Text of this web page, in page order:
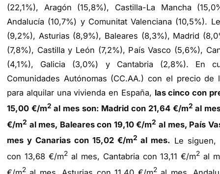
(22,1%), Aragón (15,8%), Castilla-La Mancha
Andalucía (10,7%) y Comunitat Valenciana (10,5%).
(9,2%), Asturias (8,9%), Baleares (8,3%), Madrid
(7,8%), Castilla y León (7,2%), País Vasco (5,6%),
(4,1%), Galicia (3,0%) y Cantabria (2,8%). En
Comunidades Autónomas (CC.AA.) con el precio de
para alquilar una vivienda en España, las cinco con
15,00 €/m2 al mes son: Madrid con 21,64 €/m2 al
€/m2 al mes, Baleares con 19,10 €/m2 al mes, País
mes y Canarias con 15,02 €/m2 al mes. Le siguen,
con 13,68 €/m2al mes, Cantabria con 13,11 €/m2 al
2 2